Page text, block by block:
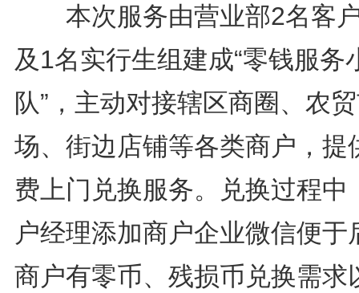
本次服务由营业部2名客
及1名实行生组建成“零钱服务
队”，主动对接辖区商圈、农
场、街边店铺等各类商户，提
费上门兑换服务。兑换过程中
户经理添加商户企业微信便于
商户有零币、残损币兑换需求